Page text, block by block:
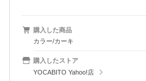
購入した商品
カラー/カーキ
購入したストア
YOCABITO Yahoo!店